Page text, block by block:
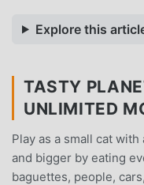
Explore this
TASTY
UNLIMITED
Play as a small cat
and bigger by eating
baguettes, people,